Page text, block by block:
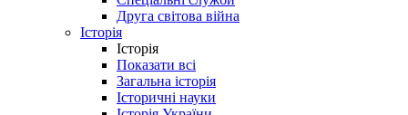
Друга світова війна
Історія
Історія
Показати всі
Загальна історія
Історичні науки